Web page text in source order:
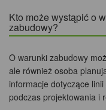
Kto może wystąpić o
zabudowy?
O warunki zabudowy
ale również osoba
informacje dotyczące
podczas projektowania i